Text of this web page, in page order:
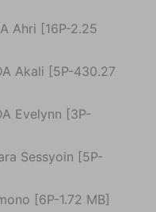
Ahri [16P-2.25
Akali [5P-430.27
Evelynn [3P-
Sessyoin [5P-
[6P-1.72 MB]